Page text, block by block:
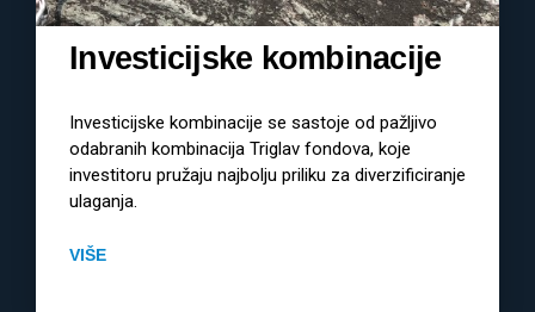
Investicijske kombinacije
Investicijske kombinacije se sastoje od pažljivo
odabranih kombinacija Triglav fondova, koje
investitoru pružaju najbolju priliku za diverzificiranje
ulaganja.
VIŠE